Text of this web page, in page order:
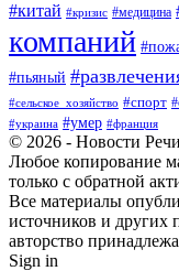
#китай #кризис #медицина
компаний
#пьяный
#сельское_хозяйство #спорт
#украина #умер #франция
© 2026 - Новости
Любое копирование
только с обратной
Все материалы
источников и других
авторство
Sign in